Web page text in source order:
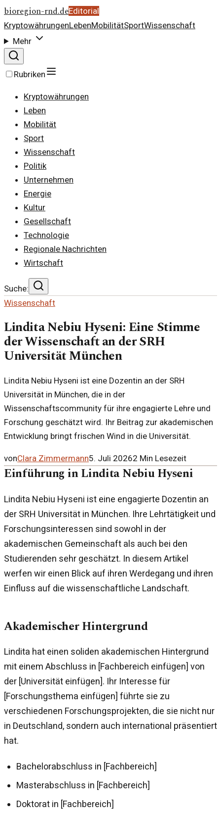
bioregion-rnd.deEditorial
KryptowährungenLebenMobilitätSportWissenschaft
Mehr
Rubriken
Kryptowährungen
Leben
Mobilität
Sport
Wissenschaft
Politik
Unternehmen
Energie
Kultur
Gesellschaft
Technologie
Regionale Nachrichten
Wirtschaft
Suche:
Wissenschaft
Lindita Nebiu Hyseni: Eine Stimme
der Wissenschaft an der SRH
Universität München
Lindita Nebiu Hyseni ist eine Dozentin an der SRH
Universität in München, die in der
Wissenschaftscommunity für ihre engagierte Lehre und
Forschung geschätzt wird. Ihr Beitrag zur akademischen
Entwicklung bringt frischen Wind in die Universität.
vonClara Zimmermann5. Juli 20262 Min Lesezeit
Einführung in Lindita Nebiu Hyseni
Lindita Nebiu Hyseni ist eine engagierte Dozentin an
der SRH Universität in München. Ihre Lehrtätigkeit und
Forschungsinteressen sind sowohl in der
akademischen Gemeinschaft als auch bei den
Studierenden sehr geschätzt. In diesem Artikel
werfen wir einen Blick auf ihren Werdegang und ihren
Einfluss auf die wissenschaftliche Landschaft.
Akademischer Hintergrund
Lindita hat einen soliden akademischen Hintergrund
mit einem Abschluss in [Fachbereich einfügen] von
der [Universität einfügen]. Ihr Interesse für
[Forschungsthema einfügen] führte sie zu
verschiedenen Forschungsprojekten, die sie nicht nur
in Deutschland, sondern auch international präsentiert
hat.
Bachelorabschluss in [Fachbereich]
Masterabschluss in [Fachbereich]
Doktorat in [Fachbereich]